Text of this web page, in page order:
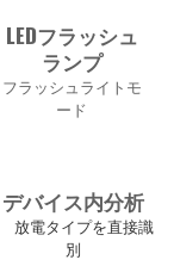
LEDフラッシュ
ランプ
フラッシュライトモ
ード
デバイス内分析
放電タイプを直接識
別